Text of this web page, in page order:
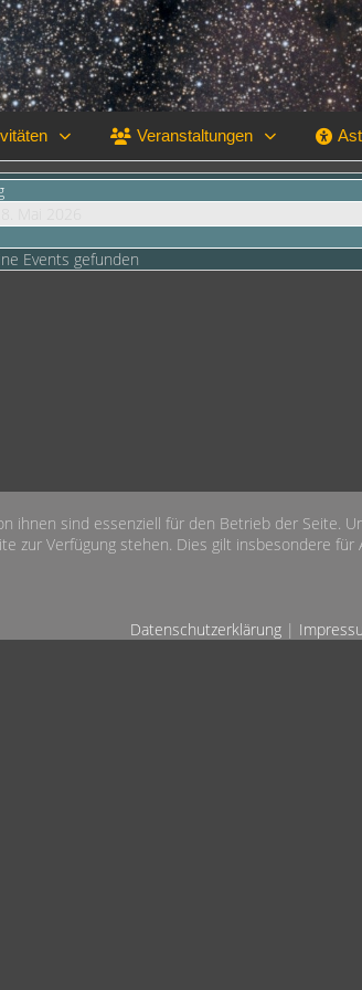
Veranstaltungen
Events gefunden
ihnen sind essenziell für den Betrieb der Seite.
zur Verfügung stehen. Dies gilt insbesondere für
Datenschutzerklärung |